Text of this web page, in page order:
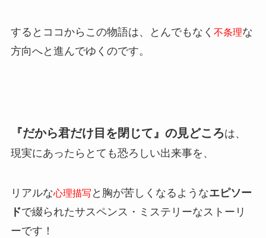
するとココからこの物語は、とんでもなく 不条理な
方向へと進んでゆくのです。
『だから君だけ目を閉じて』の見どころは、
現実にあったらとても恐ろしい出来事を、
リアルな心理描写 と胸が苦しくなるようなエピソー
ドで綴られたサスペンス・ミステリーなストーリ
ーです！